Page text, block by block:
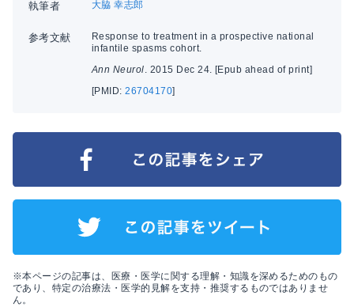
執筆者 大脇 幸志郎
参考文献
Response to treatment in a prospective national
infantile spasms cohort.
Ann Neurol . 2015 Dec 24. [Epub ahead of print]
[PMID:26704170]
※本ページの記事は、医療・医学に関する理解・知識を深めるためのもの
であり、特定の治療法・医学的見解を支持・推奨するものではありませ
ん。